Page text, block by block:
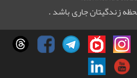
زندگیتان جاری باشد .